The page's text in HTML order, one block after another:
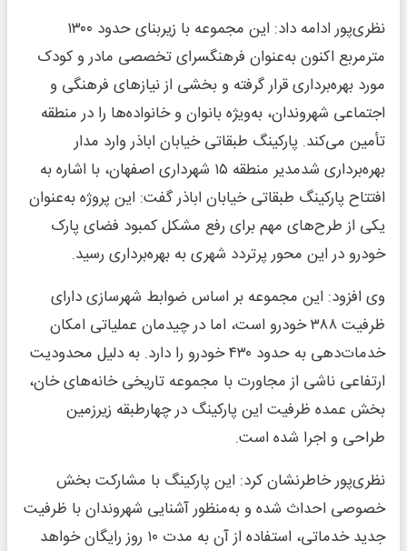
نظری‌پور ادامه داد: این مجموعه با زیربنای حدود ۱۳۰۰
مترمربع اکنون به‌عنوان فرهنگسرای تخصصی مادر و کودک
مورد بهره‌برداری قرار گرفته و بخشی از نیازهای فرهنگی و
اجتماعی شهروندان، به‌ویژه بانوان و خانواده‌ها را در منطقه
تأمین می‌کند. پارکینگ طبقاتی خیابان اباذر وارد مدار
بهره‌برداری شدمدیر منطقه ۱۵ شهرداری اصفهان، با اشاره به
افتتاح پارکینگ طبقاتی خیابان اباذر گفت: این پروژه به‌عنوان
یکی از طرح‌های مهم برای رفع مشکل کمبود فضای پارک
خودرو در این محور پرتردد شهری به بهره‌برداری رسید.
وی افزود: این مجموعه بر اساس ضوابط شهرسازی دارای
ظرفیت ۳۸۸ خودرو است، اما در چیدمان عملیاتی امکان
خدمات‌دهی به حدود ۴۳۰ خودرو را دارد. به دلیل محدودیت
ارتفاعی ناشی از مجاورت با مجموعه تاریخی خانه‌های خان،
بخش عمده ظرفیت این پارکینگ در چهارطبقه زیرزمین
طراحی و اجرا شده است.
نظری‌پور خاطرنشان کرد: این پارکینگ با مشارکت بخش
خصوصی احداث شده و به‌منظور آشنایی شهروندان با ظرفیت
جدید خدماتی، استفاده از آن به مدت ۱۰ روز رایگان خواهد